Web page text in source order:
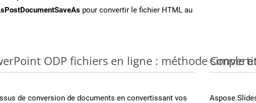
pour convertir le fichier HTML au
ODP fichiers en ligne : méthode simple
de conversion de documents en convertissant vos